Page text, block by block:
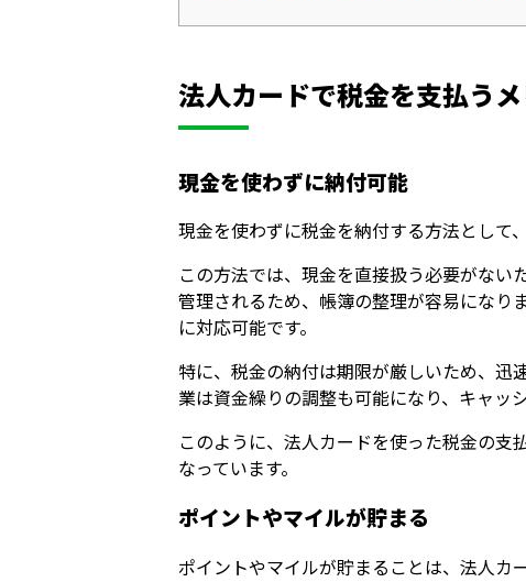
法人カードで税金を支払う
現金を使わずに納付可能
現金を使わずに税金を納付する方法として
この方法では、現金を直接扱う必要がない
管理されるため、帳簿の整理が容易になり
に対応可能です。
特に、税金の納付は期限が厳しいため、迅
業は資金繰りの調整も可能になり、キャッ
このように、法人カードを使った税金の支
なっています。
ポイントやマイルが貯まる
ポイントやマイルが貯まることは、法人カ